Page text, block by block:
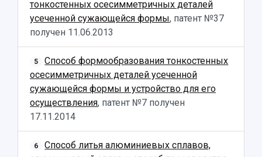
Кадровый резерв
Персоналии
Заслуженные деятели
Структура университета
Институты и факультеты
Кафедры
Научные подразделения
Отделы и службы
Мы в соцсетях
Мультимедиа
Подкасты
Просветительский проект "Одержимы
Образовательные программы
Профессорско-преподавательский состав
Расписание занятий
Стипендии
Тестирование иностранных граждан на
основ законодательства РФ
Аспирантура и докторантура
Справочные материалы
Научная инфраструктура
Научно-исследовательские подразделения
Структурная схема управления научно-
исследовательской деятельностью
Материальная база
Подразделения научного обслуживания
Организационные документы
тонкостенных осесимметричных деталей
усеченной сужающейся формы, патент №37
получен 11.06.2013
5
Способ формообразования тонкостенных
осесимметричных деталей усеченной
сужающейся формы и устройство для его
осуществления, патент №7 получен
17.11.2014
6
Способ литья алюминиевых сплавов,